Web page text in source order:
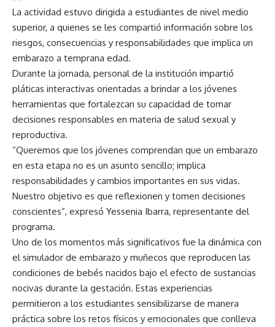
La actividad estuvo dirigida a estudiantes de nivel medio
superior, a quienes se les compartió información sobre los
riesgos, consecuencias y responsabilidades que implica un
embarazo a temprana edad.
Durante la jornada, personal de la institución impartió
pláticas interactivas orientadas a brindar a los jóvenes
herramientas que fortalezcan su capacidad de tomar
decisiones responsables en materia de salud sexual y
reproductiva.
“Queremos que los jóvenes comprendan que un embarazo
en esta etapa no es un asunto sencillo; implica
responsabilidades y cambios importantes en sus vidas.
Nuestro objetivo es que reflexionen y tomen decisiones
conscientes”, expresó Yessenia Ibarra, representante del
programa.
Uno de los momentos más significativos fue la dinámica con
el simulador de embarazo y muñecos que reproducen las
condiciones de bebés nacidos bajo el efecto de sustancias
nocivas durante la gestación. Estas experiencias
permitieron a los estudiantes sensibilizarse de manera
práctica sobre los retos físicos y emocionales que conlleva